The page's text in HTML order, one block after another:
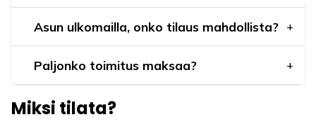
Asun ulkomailla, onko tilaus mahdollista?
Paljonko toimitus maksaa?
Miksi tilata?